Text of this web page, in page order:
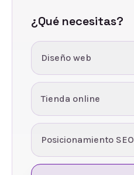
¿Qué necesitas?
Diseño web
Tienda online
Posicionamiento SEO